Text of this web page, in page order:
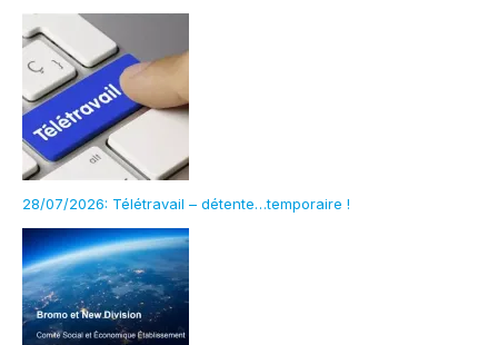
28/07/2026: Télétravail – détente…temporaire !